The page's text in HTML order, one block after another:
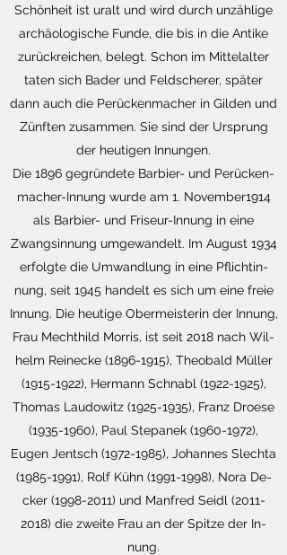
Schön­heit ist uralt und wird durch un­zäh­li­ge
ar­chäo­lo­gi­sche Funde, die bis in die An­ti­ke
zu­rück­rei­chen, be­legt. Schon im Mit­tel­al­ter
taten sich Bader und Feld­sche­rer, spä­ter
dann auch die Pe­rü­cken­ma­cher in Gil­den und
Zünf­ten zu­sam­men. Sie sind der Ur­sprung
der heu­ti­gen In­nun­gen.
Die 1896 ge­grün­de­te Bar­bier- und Pe­rü­cken­
ma­cher-In­nung wurde am 1. No­vem­ber1914
als Bar­bier- und Fri­seur-In­nung in eine
Zwangs­in­nung um­ge­wan­delt. Im Au­gust 1934
er­folg­te die Um­wand­lung in eine Pflicht­in­
nung, seit 1945 han­delt es sich um eine freie
In­nung. Die heu­ti­ge Ober­meis­te­rin der In­nung,
Frau Mecht­hild Mor­ris, ist seit 2018 nach Wil­
helm Rei­ne­cke (1896-1915), Theo­bald Mül­ler
(1915-1922), Her­mann Schnabl (1922-1925),
Tho­mas Lau­do­witz (1925-1935), Franz Droese
(1935-1960), Paul Ste­pa­n­ek (1960-1972),
Eugen Jentsch (1972-1985), Jo­han­nes Slech­ta
(1985-1991), Rolf Kühn (1991-1998), Nora De­
cker (1998-2011) und Man­fred Seidl (2011-
2018) die zwei­te Frau an der Spit­ze der In­
nung.